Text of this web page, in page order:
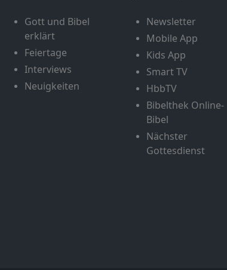
Gott und Bibel
erklärt
Feiertage
Interviews
Neuigkeiten
Newsletter
Mobile App
Kids App
Smart TV
HbbTV
Bibelthek Online-
Bibel
Nächster
Gottesdienst